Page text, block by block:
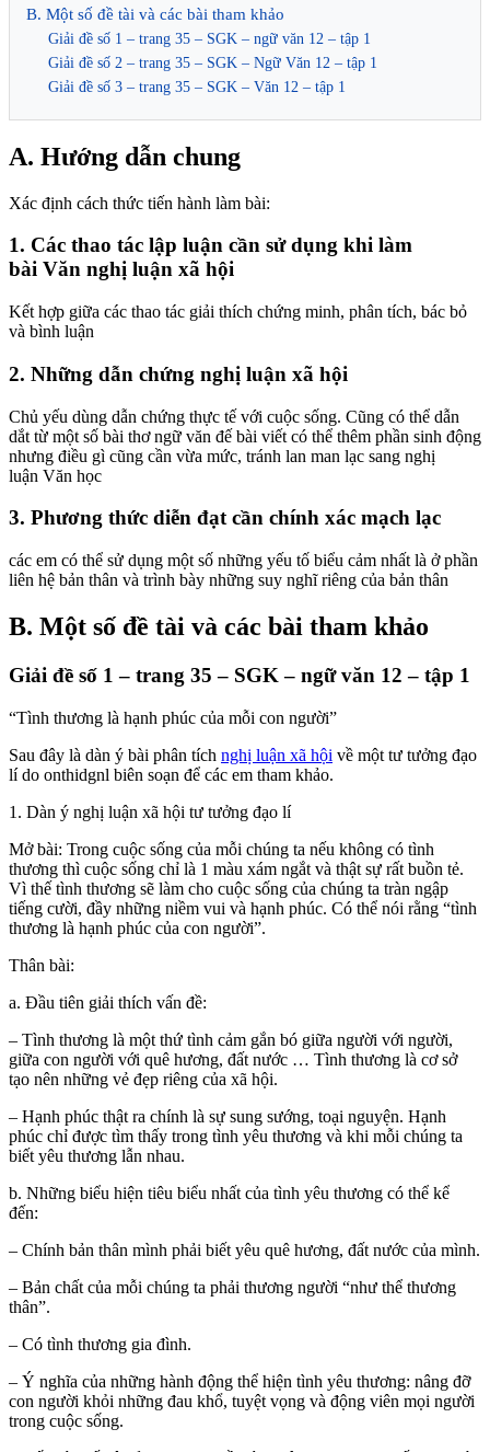
B. Một số đề tài và các bài tham khảo
Giải đề số 1 – trang 35 – SGK – ngữ văn 12 – tập 1
Giải đề số 2 – trang 35 – SGK – Ngữ Văn 12 – tập 1
Giải đề số 3 – trang 35 – SGK – Văn 12 – tập 1
A. Hướng dẫn chung
Xác định cách thức tiến hành làm bài:
1. Các thao tác lập luận cần sử dụng khi làm
bài Văn nghị luận xã hội
Kết hợp giữa các thao tác giải thích chứng minh, phân tích, bác bỏ
và bình luận
2. Những dẫn chứng nghị luận xã hội
Chủ yếu dùng dẫn chứng thực tế với cuộc sống. Cũng có thể dẫn
dắt từ một số bài thơngữ văn đế bài viết có thể thêm phần sinh động
nhưng điều gì cũng cần vừa mức, tránh lan man lạc sang nghị
luận Văn học
3. Phương thức diễn đạt cần chính xác mạch lạc
các em có thể sử dụng một số những yếu tố biểu cảm nhất là ở phần
liên hệ bản thân và trình bày những suy nghĩ riêng của bản thân
B. Một số đề tài và các bài tham khảo
Giải đề số 1 – trang 35 – SGK – ngữ văn 12 – tập 1
“Tình thương là hạnh phúc của mỗi con người”
Sau đây là dàn ý bài phân tích nghị luận xã hội về một tư tưởng đạo
lí do onthidgnl biên soạn để các em tham khảo.
1. Dàn ý nghị luận xã hội tư tưởng đạo lí
Mở bài: Trong cuộc sống của mỗi chúng ta nếu không có tình
thương thì cuộc sống chỉ là 1 màu xám ngắt và thật sự rất buồn tẻ.
Vì thế tình thương sẽ làm cho cuộc sống của chúng ta tràn ngập
tiếng cười, đầy những niềm vui và hạnh phúc. Có thể nói rằng “tình
thương là hạnh phúc của con người”.
Thân bài:
a. Đầu tiên giải thích vấn đề:
– Tình thương là một thứ tình cảm gắn bó giữa người với người,
giữa con người với quê hương, đất nước … Tình thương là cơ sở
tạo nên những vẻ đẹp riêng của xã hội.
– Hạnh phúc thật ra chính là sự sung sướng, toại nguyện. Hạnh
phúc chỉ được tìm thấy trong tình yêu thương và khi mỗi chúng ta
biết yêu thương lẫn nhau.
b. Những biểu hiện tiêu biểu nhất của tình yêu thương có thể kể
đến:
– Chính bản thân mình phải biết yêu quê hương, đất nước của mình.
– Bản chất của mỗi chúng ta phải thương người “như thể thương
thân”.
– Có tình thương gia đình.
– Ý nghĩa của những hành động thể hiện tình yêu thương: nâng đỡ
con người khỏi những đau khổ, tuyệt vọng và động viên mọi người
trong cuộc sống.